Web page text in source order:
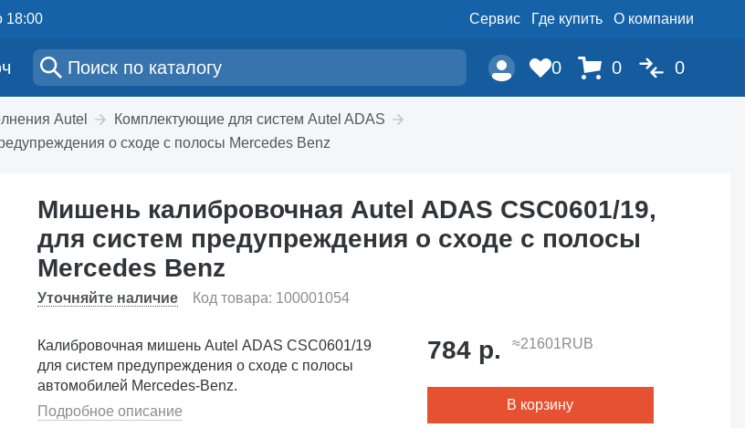
18:00 Сервис Где купить О компании
0 0 0
Autel
Комплектующие для систем Autel ADAS
о сходе с полосы Mercedes Benz
Мишень калибровочная Autel ADAS CSC0601/19,
для систем предупреждения о сходе с полосы
Mercedes Benz
Уточняйте наличие Код товара: 100001054
Калибровочная мишень Autel ADAS CSC0601/19
для систем предупреждения о сходе с полосы
автомобилей Mercedes-Benz.
Подробное описание
784 р. ≈21601RUB
В корзину